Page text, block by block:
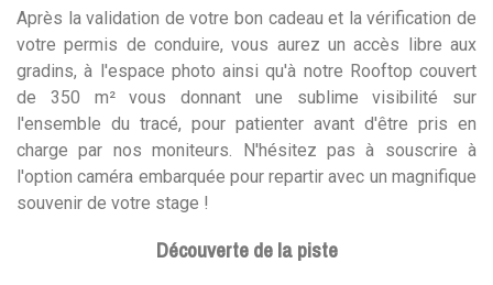
Après la validation de votre bon cadeau et la vérification de
votre permis de conduire, vous aurez un accès libre aux
gradins, à l'espace photo ainsi qu'à notre Rooftop couvert
de 350 m² vous donnant une sublime visibilité sur
l'ensemble du tracé, pour patienter avant d'être pris en
charge par nos moniteurs. N'hésitez pas à souscrire à
l'option caméra embarquée pour repartir avec un magnifique
souvenir de votre stage !
Découverte de la piste